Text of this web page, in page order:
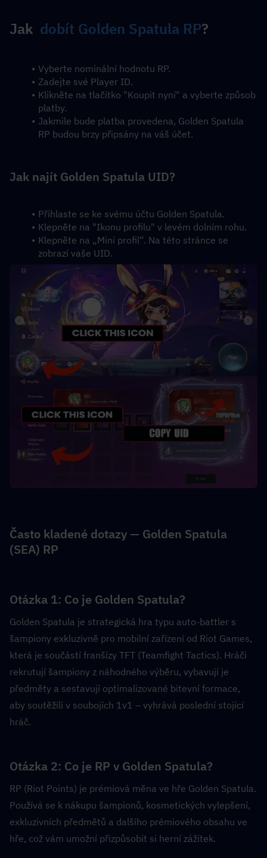
Jak dobít Golden Spatula RP?
Vyberte nominální hodnotu RP.
Zadejte své Player ID.
Klikněte na tlačítko "Koupit nyní" a vyberte způsob
platby.
Jakmile bude platba provedena, Golden Spatula
RP budou brzy připsány na váš účet.
Jak najít Golden Spatula UID?
Přihlaste se ke svému účtu Golden Spatula.
Klepněte na "Ikonu profilu" v levém dolním rohu.
Klepněte na „Mini profil“. Na této stránce se
zobrazí vaše UID.
Často kladené dotazy — Golden Spatula
(SEA) RP
Otázka 1: Co je Golden Spatula?
Golden Spatula je strategická hra typu auto-battler s
šampiony exkluzivně pro mobilní zařízení od Riot Games,
která je součástí franšízy TFT (Teamfight Tactics). Hráči
rekrutují šampiony z náhodného výběru, vybavují je
předměty a sestavují optimalizované bitevní formace,
aby soutěžili v soubojích 1v1 – vyhrává poslední stojící
hráč.
Otázka 2: Co je RP v Golden Spatula?
RP (Riot Points) je prémiová měna ve hře Golden Spatula.
Používá se k nákupu šampionů, kosmetických vylepšení,
exkluzivních předmětů a dalšího prémiového obsahu ve
hře, což vám umožní přizpůsobit si herní zážitek.